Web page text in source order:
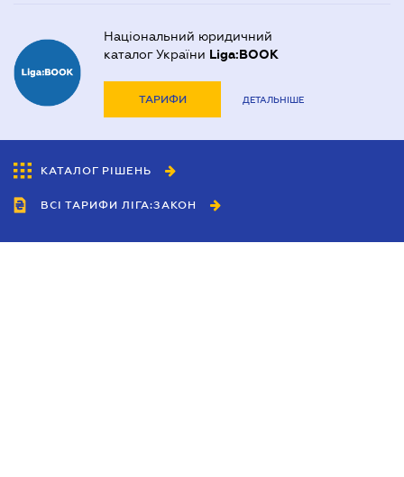
Національний юридичний
каталог України Liga:BOOK
ТАРИФИ ДЕТАЛЬНІШЕ
КАТАЛОГ РІШЕНЬ
ВСІ ТАРИФИ ЛІГА:ЗАКОН